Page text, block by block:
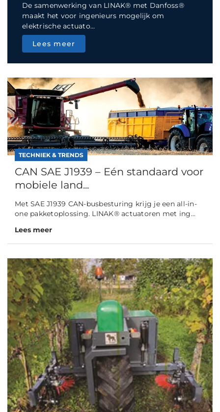
De samenwerking van LINAK® met Danfoss®
maakt het voor ingenieurs mogelijk om
elektrische actuato...
Lees meer
TECHNIEK & TRENDS
CAN SAE J1939 – Eén standaard voor
mobiele land...
Met SAE J1939 CAN-busbesturing krijg je een all-in-
one pakketoplossing. LINAK® actuatoren met ing...
Lees meer